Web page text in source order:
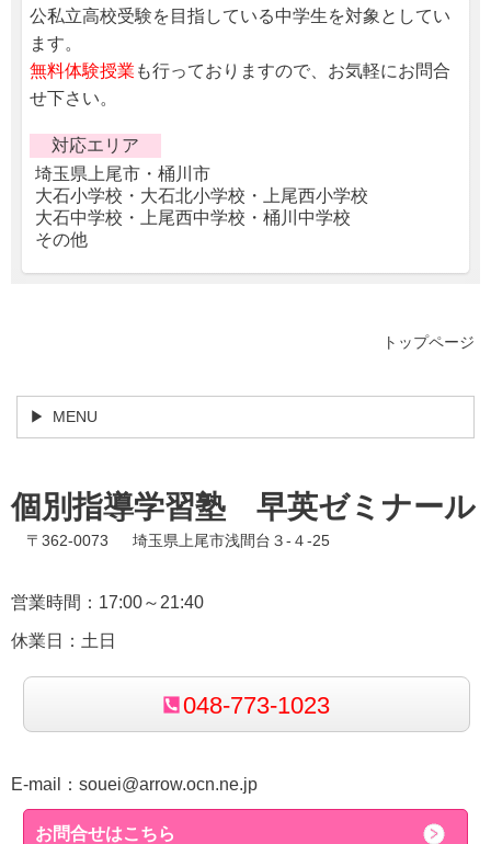
公私立高校受験を目指している中学生を対象としてい
ます。
無料体験授業 も行っておりますので、お気軽にお問合
せ下さい。
対応エリア
埼玉県上尾市・桶川市
大石小学校・大石北小学校・上尾西小学校
大石中学校・上尾西中学校・桶川中学校
その他
トップページ
MENU
個別指導学習塾 早英ゼミナール
〒362-0073 埼玉県上尾市浅間台３-４-25
営業時間：17:00～21:40
休業日：土日
048-773-1023
E-mail： souei@arrow.ocn.ne.jp
お問合せはこちら